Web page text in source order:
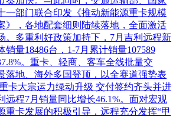
一部门联合印发《推动新能源重卡规模
》，各地配套细则陆续落地，全面激活
。多重利好政策加持下，7月吉利远程新
销量18486台，1-7月累计销量107589
。重卡、轻商、客车全线批量交
落地、海外多国登顶，以全赛道强势表
卡大宗运力绿动升级 交付签约齐头并进
远程7月销量同比增长46.1%。面对宏观
重卡发展的积极引导，远程充分发挥“甲